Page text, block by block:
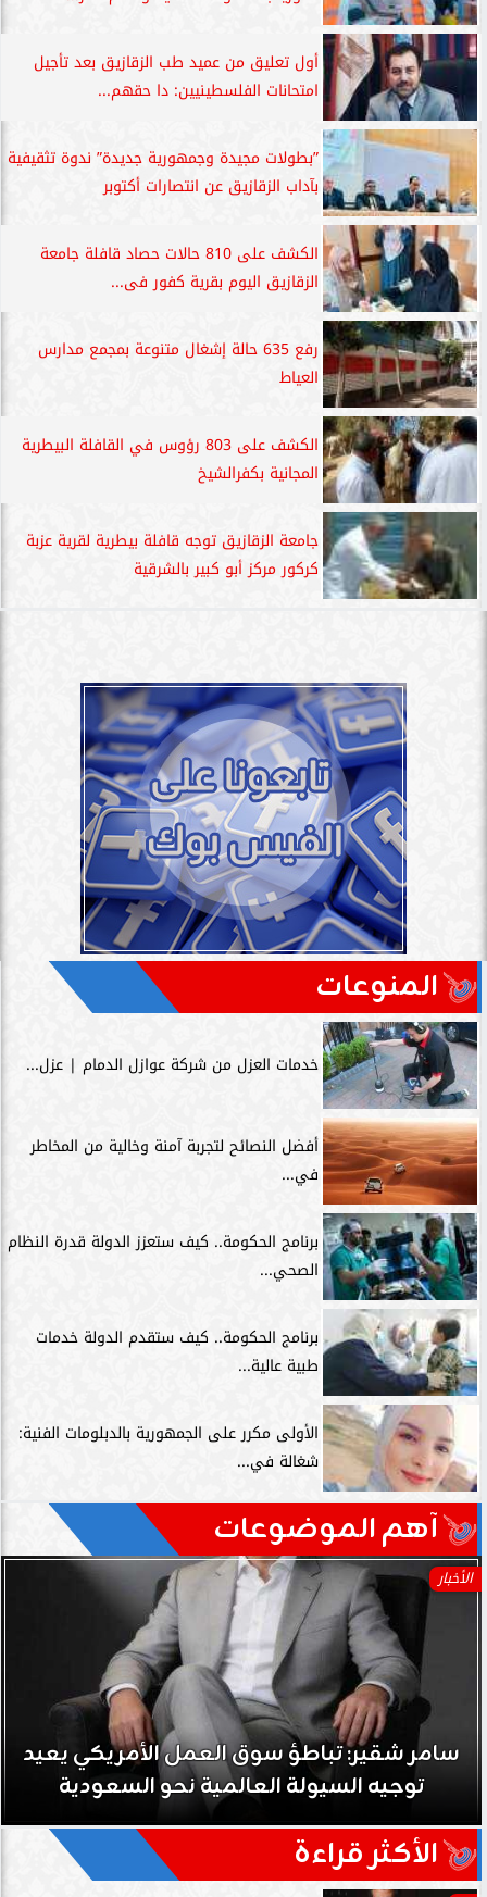
أول تعليق من عميد طب الزقازيق بعد تأجيل
امتحانات الفلسطينيين: دا حقهم...
”بطولات مجيدة وجمهورية جديدة” ندوة تثقيفية
بآداب الزقازيق عن انتصارات أكتوبر
الكشف على 810 حالات حصاد قافلة جامعة
الزقازيق اليوم بقرية كفور فى...
رفع 635 حالة إشغال متنوعة بمجمع مدارس
العياط
الكشف على 803 رؤوس في القافلة البيطرية
المجانية بكفرالشيخ
جامعة الزقازيق توجه قافلة بيطرية لقرية عزبة
كركور مركز أبو كبير بالشرقية
المنوعات
خدمات العزل من شركة عوازل الدمام | عزل...
أفضل النصائح لتجربة آمنة وخالية من المخاطر
في...
برنامج الحكومة.. كيف ستعزز الدولة قدرة النظام
الصحي...
برنامج الحكومة.. كيف ستقدم الدولة خدمات
طبية عالية...
الأولى مكرر على الجمهورية بالدبلومات الفنية:
شغالة في...
آهم الموضوعات
الأخبار
سامر شقير: تباطؤ سوق العمل الأمريكي يعيد
توجيه السيولة العالمية نحو السعودية
الأكثر قراءة